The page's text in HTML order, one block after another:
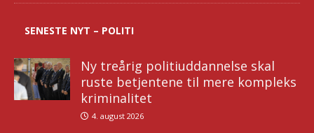
SENESTE NYT – POLITI
Ny treårig politiuddannelse skal
ruste betjentene til mere kompleks
kriminalitet
4. august 2026